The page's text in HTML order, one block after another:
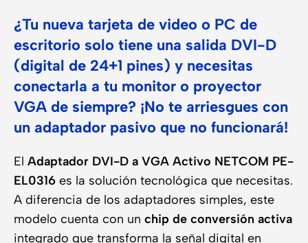
¿Tu nueva tarjeta de video o PC de
escritorio solo tiene una salida DVI-D
(digital de 24+1 pines) y necesitas
conectarla a tu monitor o proyector
VGA de siempre? ¡No te arriesgues con
un adaptador pasivo que no funcionará!
El Adaptador DVI-D a VGA Activo NETCOM PE-
EL0316 es la solución tecnológica que necesitas.
A diferencia de los adaptadores simples, este
modelo cuenta con un chip de conversión activa
integrado que transforma la señal digital en